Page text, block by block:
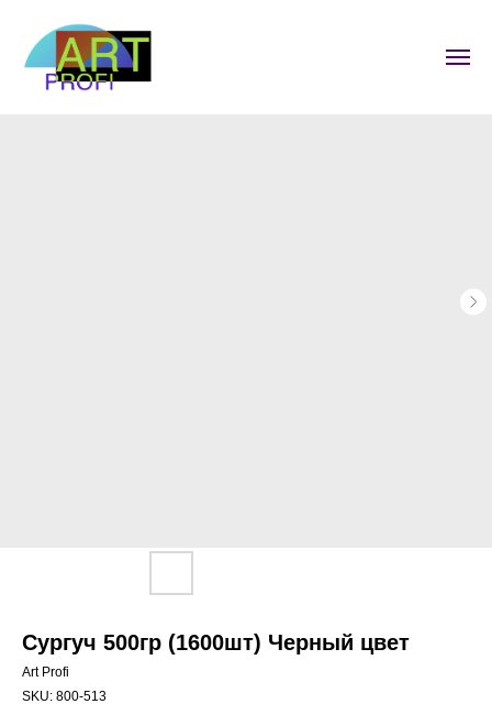
Сургуч 500гр (1600шт) Черный цвет
Art Profi
SKU: 800-513